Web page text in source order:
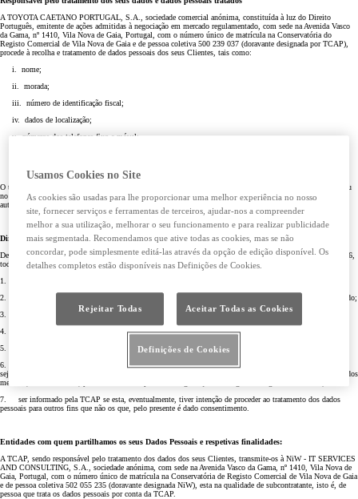
A TOYOTA CAETANO PORTUGAL, S.A., sociedade comercial anónima, constituída à luz do Direito
Português, emitente de ações admitidas à negociação em mercado regulamentado, com sede na Avenida Vasco
da Gama, nº 1410, Vila Nova de Gaia, Portugal, com o número único de matrícula na Conservatória do
Registo Comercial de Vila Nova de Gaia e de pessoa coletiva 500 239 037 (doravante designada por TCAP),
procede à recolha e tratamento de dados pessoais dos seus Clientes, tais como:
i. nome;
ii. morada;
iii. número de identificação fiscal;
iv. dados de localização;
v. números dos telefones fixo e móvel;
vii. marca, matrícula e modelo das viaturas de que o Cliente seja proprietário.
O tratamento dos dados pessoais dos Clientes da TCAP é da responsabilidade desta e consiste na operação ou
no conjunto de operações efetuados sobre aqueles dados pessoais, por meios automatizados ou não
automatizados.
Direitos do titular dos dados pessoais:
De acordo com o Regulamento (UE) 2016/679 do Parlamento Europeu e do Conselho, de 27 de abril de 2016,
todos os Clientes da TCAP têm o direito de:
1. a qualquer momento, retirar ser retirado o consentimento para o tratamento dos dados pessoais;
2. proceder ou solicitar a correção de qualquer dado pessoal que o Titular dos dados pessoais tenha fornecido;
3. aceder aos mesmos a qualquer momento;
4. se opor a que os mesmos sejam utilizados para efeitos de marketing e/ou publicitários;
5. solicitar a portabilidade dos mesmos, para a entidade que, para esse efeito indicar;
6. solicitar o apagamento de todos os dados pessoais que tenha fornecido pelo presente meio, e que não
sejam necessários para o cumprimento de quaisquer obrigações legais pela entidade responsável pela recolha dos
mesmos, nomeadamente, para efeitos de campanhas de segurança e/ou de garantia legal ou contratual;
7. ser informado pela TCAP se esta, eventualmente, tiver intenção de proceder ao tratamento dos dados
pessoais para outros fins que não os que, pelo presente é dado consentimento.
Entidades com quem partilhamos os seus Dados Pessoais e respetivas finalidades:
A TCAP, sendo responsável pelo tratamento dos dados dos seus Clientes, transmite-os à NiW - IT SERVICES
AND CONSULTING, S.A., sociedade anónima, com sede na Avenida Vasco da Gama, nº 1410, Vila Nova de
Gaia, Portugal, com o número único de matrícula na Conservatória de Registo Comercial de Vila Nova de Gaia
e de pessoa coletiva 502 055 235 (doravante designada NiW), esta na qualidade de subcontratante, isto é, de
pessoa que trata os dados pessoais por conta da TCAP.
Usamos Cookies no Site
As cookies são usadas para lhe proporcionar uma melhor experiência no nosso
site, fornecer serviços e ferramentas de terceiros, ajudar-nos a compreender
melhor a sua utilização, melhorar o seu funcionamento e para realizar publicidade
mais segmentada. Recomendamos que ative todas as cookies, mas se não
concordar, pode simplesmente editá-las através da opção de edição disponível. Os
detalhes completos estão disponíveis nas Definições de Cookies.
Rejeitar Todas Aceitar Todas as Cookies
Definições de Cookies